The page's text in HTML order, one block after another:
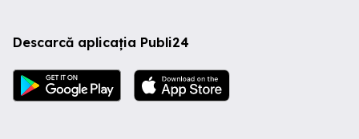
Descarcă aplicația Publi24